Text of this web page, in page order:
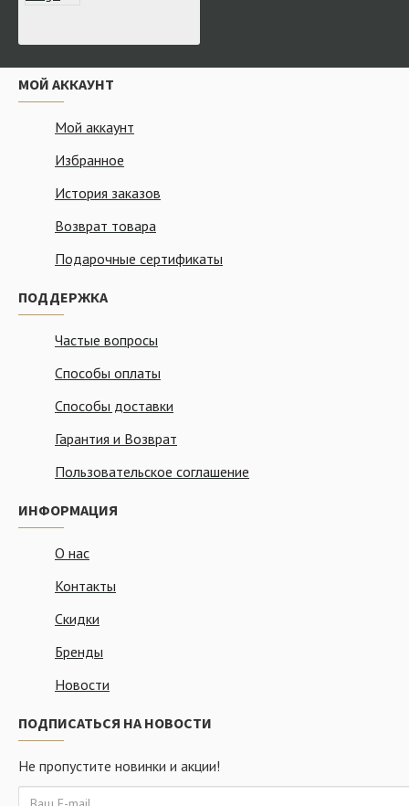
МОЙ АККАУНТ
Мой аккаунт
Избранное
История заказов
Возврат товара
Подарочные сертификаты
ПОДДЕРЖКА
Частые вопросы
Способы оплаты
Способы доставки
Гарантия и Возврат
Пользовательское соглашение
ИНФОРМАЦИЯ
О нас
Контакты
Скидки
Бренды
Новости
ПОДПИСАТЬСЯ НА НОВОСТИ
Не пропустите новинки и акции!